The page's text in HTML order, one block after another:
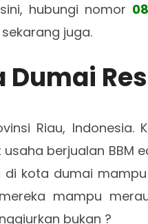
hubungi nomor
juga.
Riau, Indonesia.
berjualan BBM
kota dumai
mampu
bukan ?